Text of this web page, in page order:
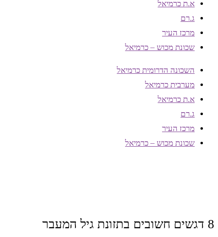
א.ת כרמיאל
ג.רם
מרכז העיר
שכונת מכוש – כרמיאל
השכונה הדרומית כרמיאל
מערבית כרמיאל
א.ת כרמיאל
ג.רם
מרכז העיר
שכונת מכוש – כרמיאל
8 דגשים חשובים בתזונת גיל המעבר